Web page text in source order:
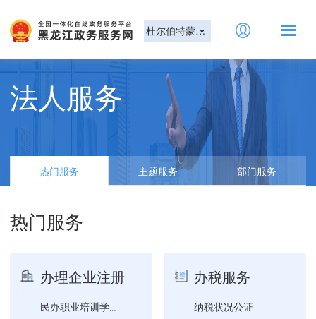
杜尔伯特蒙古族自治县
法人服务
热门服务 主题服务 部门服务
热门服务
办理企业注册
民办职业培训学校设立审批
办税服务
纳税状况公证